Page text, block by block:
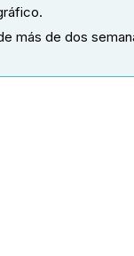
más de dos